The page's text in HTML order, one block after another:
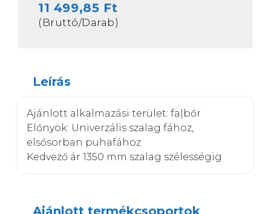
11 499,85 Ft
(Bruttó/Darab)
Leírás
Ajánlott alkalmazási terület: fa|bőr
Előnyök: Univerzális szalag fához,
elsősorban puhafához
Kedvező ár 1350 mm szalag szélességig
Ajánlott termékcsoportok